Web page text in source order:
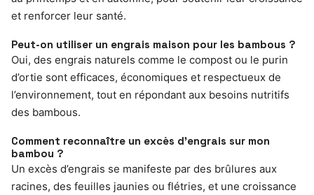
et renforcer leur santé.
Peut-on utiliser un engrais maison pour les bambous ?
Oui, des engrais naturels comme le compost ou le purin
d’ortie sont efficaces, économiques et respectueux de
l’environnement, tout en répondant aux besoins nutritifs
des bambous.
Comment reconnaître un excès d’engrais sur mon
bambou ?
Un excès d’engrais se manifeste par des brûlures aux
racines, des feuilles jaunies ou flétries, et une croissance